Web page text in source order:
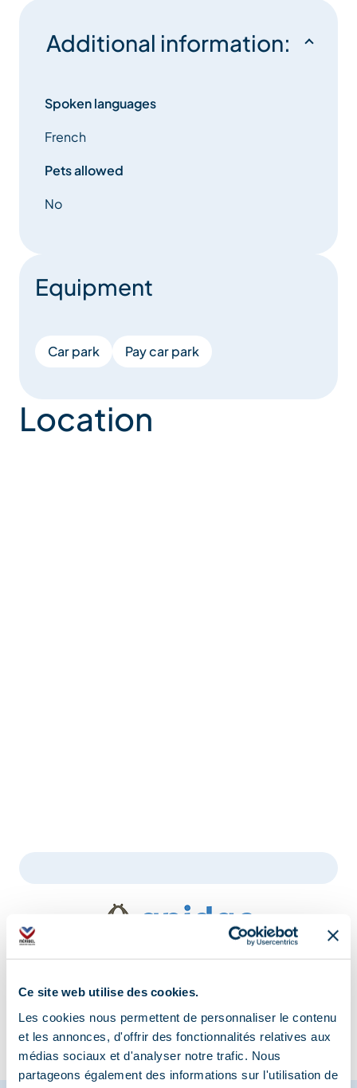
Ce site web utilise des cookies.
Les cookies nous permettent de personnaliser le contenu
et les annonces, d'offrir des fonctionnalités relatives aux
médias sociaux et d'analyser notre trafic. Nous
partageons également des informations sur l'utilisation de
Additional information:
Spoken languages
French
Pets allowed
No
Equipment
Car park Pay car park
Location
Information updated on